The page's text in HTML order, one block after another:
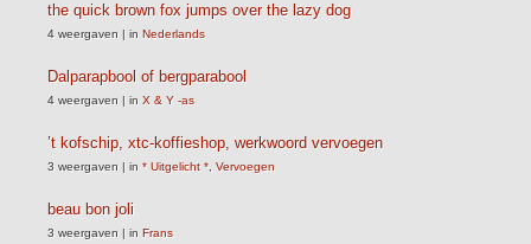
the quick brown fox jumps over the lazy dog
4 weergaven | in Nederlands
Dalparapbool of bergparabool
4 weergaven | in X & Y -as
’t kofschip, xtc-koffieshop, werkwoord vervoegen
3 weergaven | in * Uitgelicht * Vervoegen
beau bon joli
3 weergaven | in Frans